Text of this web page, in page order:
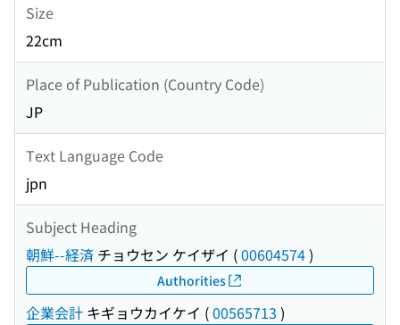
Size
22cm
Place of Publication (Country Code)
JP
Text Language Code
jpn
Subject Heading
朝鮮--経済 チョウセン ケイザイ (00604574)
Authorities
企業会計 キギョウカイケイ (00565713 )